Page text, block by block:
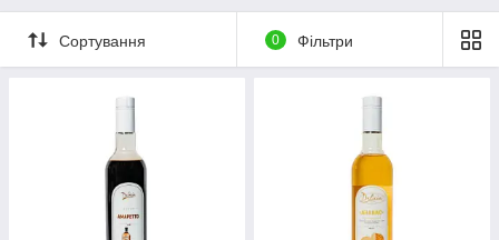
Сортування 0 Фільтри